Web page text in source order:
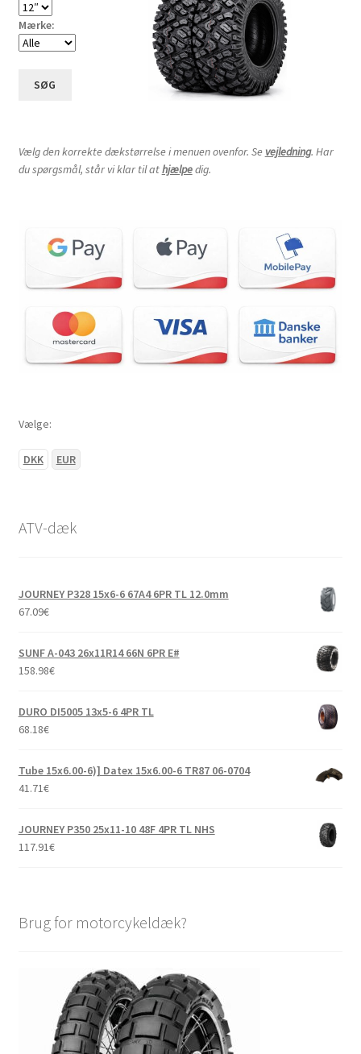
Mærke:
SØG
Vælg den korrekte dækstørrelse i menuen ovenfor. Se vejledning. Har
du spørgsmål, står vi klar til athjælpedig.
Vælge:
DKK EUR
ATV-dæk
JOURNEY P328 15x6-6 67A4 6PR TL 12.0mm
67.09€
SUNF A-043 26x11R14 66N 6PR E#
158.98€
DURO DI5005 13x5-6 4PR TL
68.18€
Tube 15x6.00-6)] Datex 15x6.00-6 TR87 06-0704
41.71€
JOURNEY P350 25x11-10 48F 4PR TL NHS
117.91€
Brug for motorcykeldæk?